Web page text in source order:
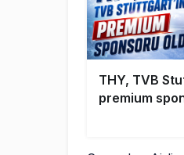
THY, TVB
premium